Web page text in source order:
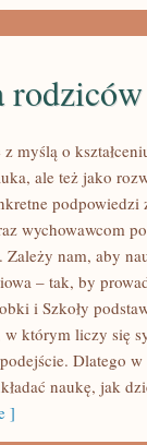
rodziców
z myślą o
ale też jako
podpowiedzi
wychowawcom
Zależy nam, aby
– tak, by
i Szkoły
w którym liczy się
Dlatego
naukę, jak
]